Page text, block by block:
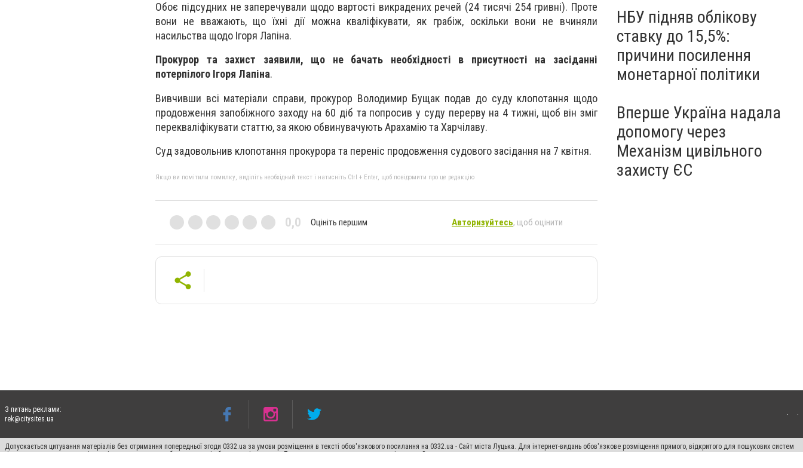
Обоє підсудних не заперечували щодо вартості викрадених речей (24 тисячі 254 гривні). Проте
вони не вважають, що їхні дії можна кваліфікувати, як грабіж, оскільки вони не вчиняли
насильства щодо Ігоря Лапіна.
Прокурор та захист заявили, що не бачать необхідності в присутності на засіданні
потерпілого Ігоря Лапіна.
Вивчивши всі матеріали справи, прокурор Володимир Бущак подав до суду клопотання щодо
продовження запобіжного заходу на 60 діб та попросив у суду перерву на 4 тижні, щоб він зміг
перекваліфікувати статтю, за якою обвинувачують Арахамію та Харчілаву.
Суд задовольнив клопотання прокурора та переніс продовження судового засідання на 7 квітня.
Якщо ви помітили помилку, виділіть необхідний текст і натисніть Ctrl + Enter, щоб повідомити про це редакцію
0,0 Оцініть першим Авторизуйтесь, щоб оцінити
НБУ підняв облікову
ставку до 15,5%:
причини посилення
монетарної політики
Вперше Україна надала
допомогу через
Механізм цивільного
захисту ЄС
З питань реклами:
rek@citysites.ua
Допускається цитування матеріалів без отримання попередньої згоди 0332.ua за умови розміщення в тексті обов'язкового посилання на 0332.ua - Сайт міста Луцька. Для інтернет-видань обов'язкове розміщення прямого, відкритого для пошукових систем
гіперпосилання на цитовані статті не нижче другого абзацу в тексті або в якості джерела. Порушення виняткових прав переслідується Законом.